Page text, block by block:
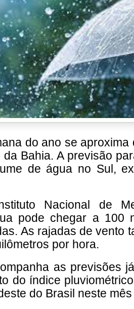
do ano se
Bahia. A previsão
de água no Sul,
Nacional de
pode chegar a 100
As rajadas de vento
por hora.
as previsões
do índice
do Brasil neste